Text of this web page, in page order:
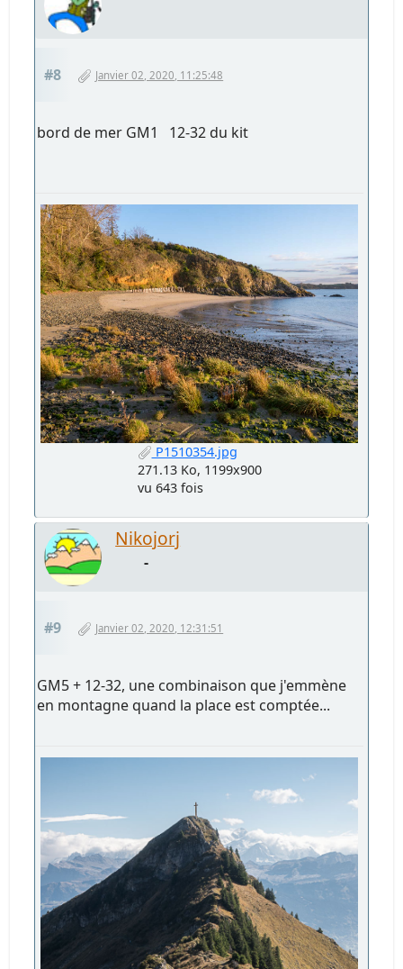
#8 Janvier 02, 2020, 11:25:48
bord de mer GM1 12-32 du kit
P1510354.jpg
271.13 Ko, 1199x900
vu 643 fois
Nikojorj
-
#9 Janvier 02, 2020, 12:31:51
GM5 + 12-32, une combinaison que j'emmène
en montagne quand la place est comptée...